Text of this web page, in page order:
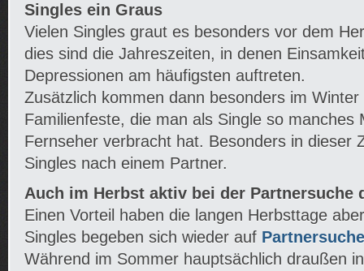
Singles ein Graus
Vielen Singles graut es besonders vor dem
dies sind die Jahreszeiten, in denen
Depressionen am häufigsten auftreten.
Zusätzlich kommen dann besonders im Winter
Familienfeste, die man als Single so manches
Fernseher verbracht hat. Besonders in dieser
Singles nach einem Partner.
Auch im Herbst aktiv bei der Partnersuche
Einen Vorteil haben die langen Herbsttage
Singles begeben sich wieder auf
Während im Sommer hauptsächlich draußen